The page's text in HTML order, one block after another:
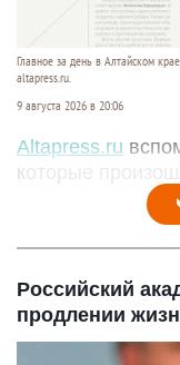
Главное за день в Алтайском крае.
altapress.ru.
9 августа 2026 в 20:06
Altapress.ru
которые
Российский
продлении